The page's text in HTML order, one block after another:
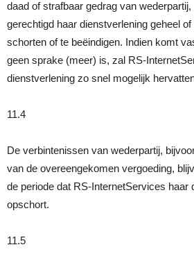
daad of strafbaar gedrag van
gerechtigd haar dienstverlening geheel
schorten of te beëindigen. Indien komt
geen sprake (meer) is, zal RS-
dienstverlening zo snel mogelijk
11.4
De verbintenissen van wederpartij,
van de overeengekomen vergoeding,
de periode dat RS-InternetServices haar
opschort.
11.5